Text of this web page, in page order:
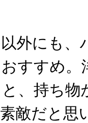
外にも、
すすめ。
、持ち物
敵だと思